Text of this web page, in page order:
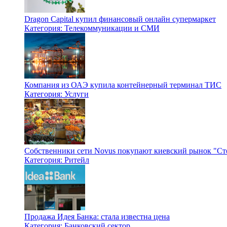
Dragon Capital купил финансовый онлайн супермаркет
Категория: Телекоммуникации и СМИ
Компания из ОАЭ купила контейнерный терминал ТИС
Категория: Услуги
Собственники сети Novus покупают киевский рынок
Категория: Ритейл
Продажа Идея Банка: стала известна цена